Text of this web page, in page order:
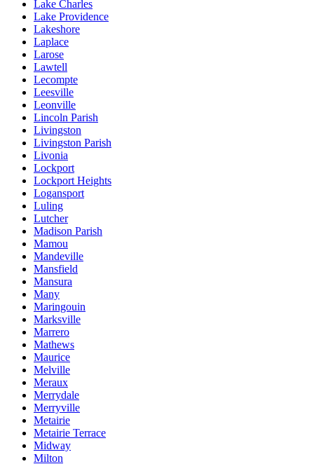
Lake Charles
Lake Providence
Lakeshore
Laplace
Larose
Lawtell
Lecompte
Leesville
Leonville
Lincoln Parish
Livingston
Livingston Parish
Livonia
Lockport
Lockport Heights
Logansport
Luling
Lutcher
Madison Parish
Mamou
Mandeville
Mansfield
Mansura
Many
Maringouin
Marksville
Marrero
Mathews
Maurice
Melville
Meraux
Merrydale
Merryville
Metairie
Metairie Terrace
Midway
Milton